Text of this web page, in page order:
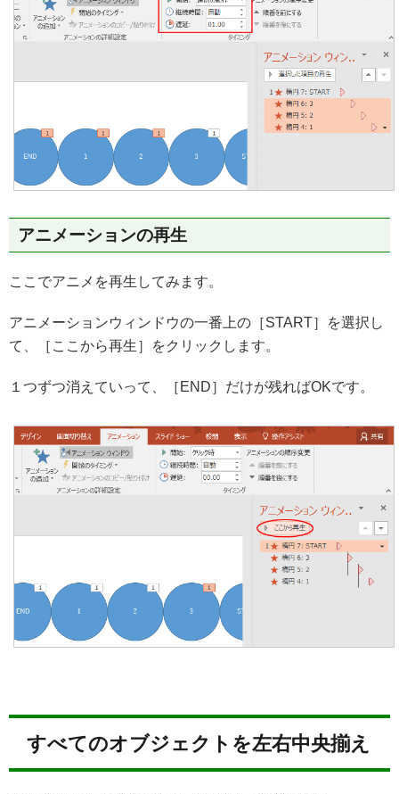
アニメーションの再生
ここでアニメを再生してみます。
アニメーションウィンドウの一番上の［START］を選択し
て、［ここから再生］をクリックします。
１つずつ消えていって、［END］だけが残ればOKです。
すべてのオブジェクトを左右中央揃え